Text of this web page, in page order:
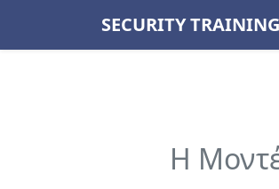
SECURITY TRAINING
Η